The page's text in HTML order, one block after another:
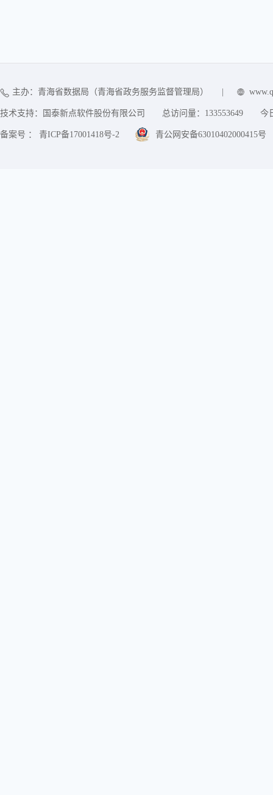
主办：青海省数据局（青海省政务服务监督管理局） |
技术支持：国泰新点软件股份有限公司 总访问量： 133553649 今
备案号 ： 青ICP备17001418号-2 青公网安备63010402000415号